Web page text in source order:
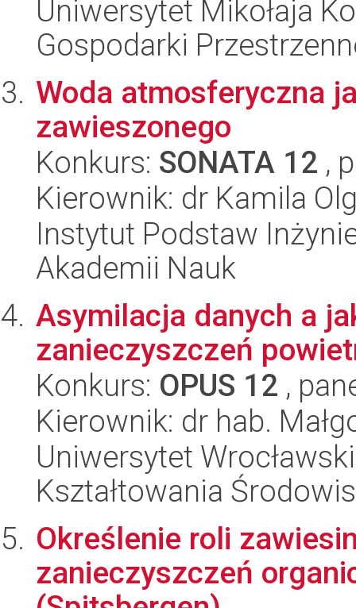
Uniwersytet Mikołaja
Gospodarki
Woda atmosferyczna
zawieszonego
Konkurs: SONATA 12 ,
Kierownik: dr Kamila
Instytut Podstaw
Akademii Nauk
Asymilacja danych a
zanieczyszczeń
Konkurs: OPUS 12 ,
Kierownik: dr hab.
Uniwersytet
Kształtowania
Określenie roli
zanieczyszczeń